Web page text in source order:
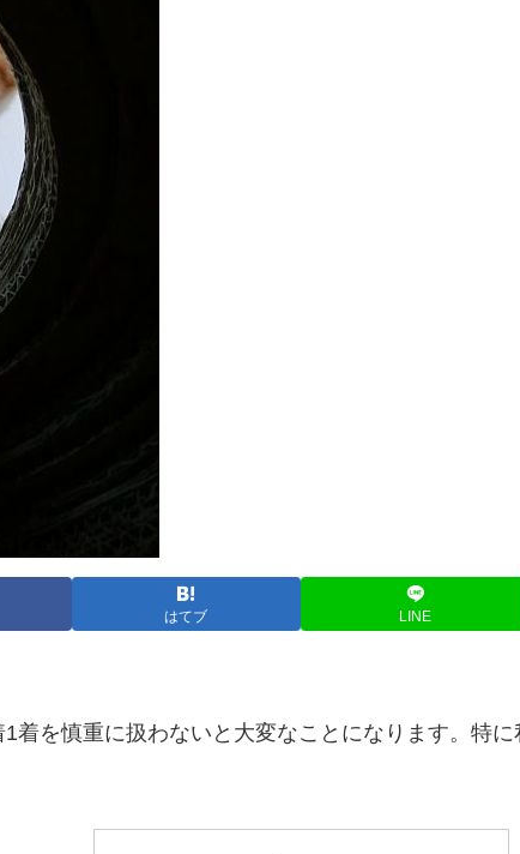
はてブ LINE
着を慎重に扱わないと大変なことになります。特